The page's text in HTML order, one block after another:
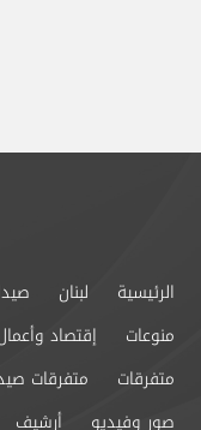
الرئيسية لبنان
منوعات
إقتصاد
متفرقات
متفرقات
صور وفيديو
أرشيف